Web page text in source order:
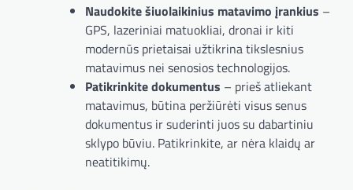
Naudokite šiuolaikinius matavimo įrankius –
GPS, lazeriniai matuokliai, dronai ir kiti
modernūs prietaisai užtikrina tikslesnius
matavimus nei senosios technologijos.
Patikrinkite dokumentus – prieš atliekant
matavimus, būtina peržiūrėti visus senus
dokumentus ir suderinti juos su dabartiniu
sklypo būviu. Patikrinkite, ar nėra klaidų ar
neatitikimų.